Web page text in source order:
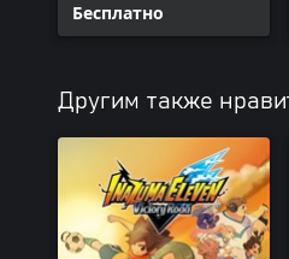
Бесплатно
Другим также